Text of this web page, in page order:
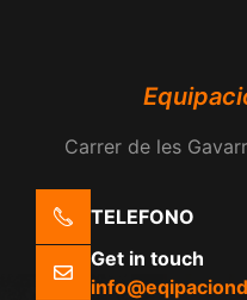
Carrer de les
TELEFONO
Get in touch